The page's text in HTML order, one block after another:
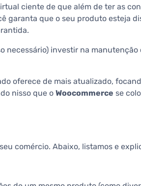
ciente de que além de ter as
garanta que o seu produto esteja
necessário) investir na
oferece de mais atualizado,
nisso que o Woocommerce se
comércio. Abaixo, listamos e